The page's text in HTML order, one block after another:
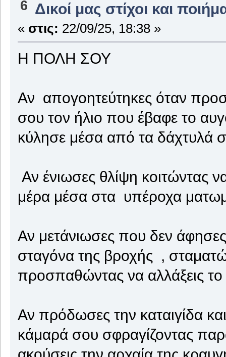
6 Δικοί μας στίχοι και
« στις: 22/09/25, 18:38 »
Η ΠΟΛΗ ΣΟΥ
Αν απογοητεύτηκες όταν
σου τον ήλιο που έβαφε το
κύλησε μέσα από τα δάχτυλά
Αν ένιωσες θλίψη κοιτώντας
μέρα μέσα στα υπέροχα
Αν μετάνιωσες που δεν
σταγόνα της βροχής ,
προσπαθώντας να αλλάξεις
Αν πρόδωσες την καταιγίδα
κάμαρά σου σφραγίζοντας